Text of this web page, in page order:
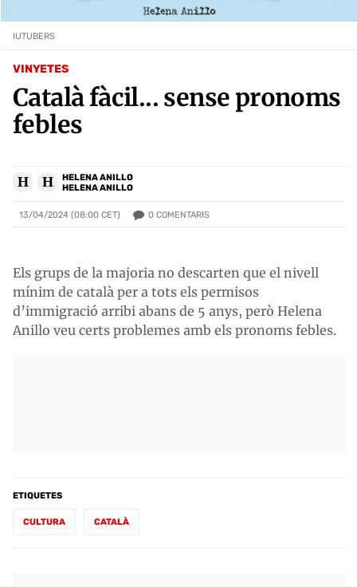
VINYETES
Català fàcil... sense pronoms
febles
H H
HELENA ANILLO
HELENA ANILLO
13/04/2024 (08:00 CET) 0 COMENTARIS
IUTUBERS
Els grups de la majoria no descarten que el nivell
mínim de català per a tots els permisos
d’immigració arribi abans de 5 anys, però Helena
Anillo veu certs problemes amb els pronoms febles.
ETIQUETES
CULTURA CATALÀ